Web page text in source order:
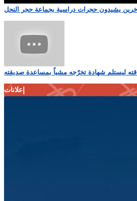
يشيدون حجرات دراسية بجماعة حجر النحل
ليستلم شهادة تخرّجه مشياً بمساعدة صديقته
إعلانات